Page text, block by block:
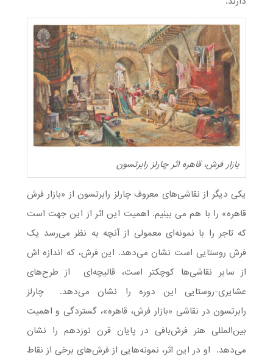
بازار فرش، قاهره اثر چارلز رابرتسون
یکی دیگر از نقاشی‌های معروف چارلز رابرتسون از «بازار فرش
قاهره» را با هم می بینیم. اهمیت این اثر از این جهت است
که تاجر را با نمونه‌ای معمولی از آنچه به نظر می‌رسد یک
فرش روستایی است نشان می‌دهد. این فرش، که اندازه ‌اش
از سایر نقاشی‌ها کوچکتر است، قالیچه‌ای از طرح‌های
عشایری-روستایی این دوره را نشان می‌دهد. چارلز
رابرتسون در نقاشی «بازار فرش، قاهره»، گستردگی و اهمیت
بین‌المللی هنر فرش‌بافی در پایان قرن نوزدهم را نشان
می‌دهد. او در این اثر، نمونه‌هایی از فرش‌های برخی از نقاط